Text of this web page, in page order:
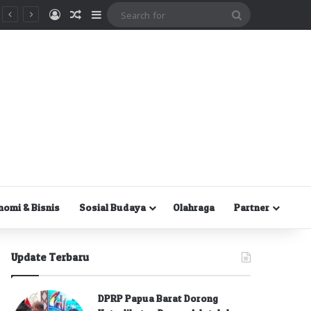
MasukRandom Article
Sidebar
& Bisnis Sosial Budaya Olahraga Partner
Update Terbaru
DPRP Papua Barat Dorong